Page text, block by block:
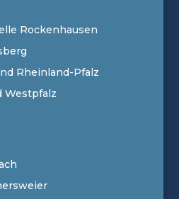
Rockenhausen
Rheinland-Pfalz
Westpfalz